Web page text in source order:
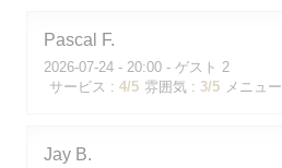
Pascal F
2026-07-24 - 20:00 - ゲスト 2
サービス : 4/5 雰囲気 : 3/5 メニュー
Jay B